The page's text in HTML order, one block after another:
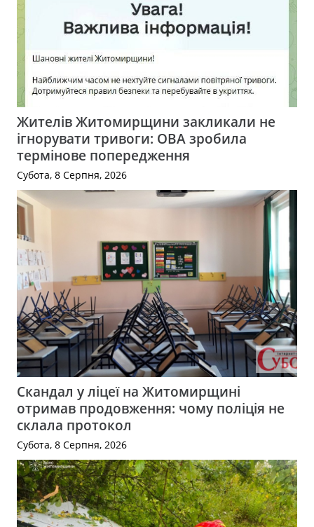
Жителів Житомирщини закликали не
ігнорувати тривоги: ОВА зробила
термінове попередження
Субота, 8 Серпня, 2026
Скандал у ліцеї на Житомирщині
отримав продовження: чому поліція не
склала протокол
Субота, 8 Серпня, 2026